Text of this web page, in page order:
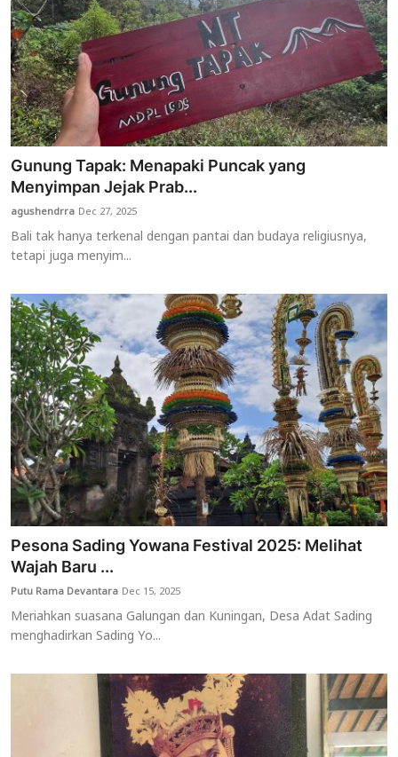
Gunung Tapak: Menapaki Puncak yang
Menyimpan Jejak Prab...
agushendrra Dec 27, 2025
Bali tak hanya terkenal dengan pantai dan budaya religiusnya,
tetapi juga menyim...
Pesona Sading Yowana Festival 2025: Melihat
Wajah Baru ...
Putu Rama Devantara Dec 15, 2025
Meriahkan suasana Galungan dan Kuningan, Desa Adat Sading
menghadirkan Sading Yo...